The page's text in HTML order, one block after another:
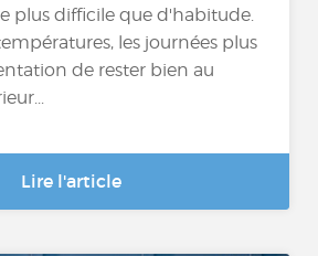
plus difficile que d'habitude.
les journées plus
de rester bien au
Lire l'article